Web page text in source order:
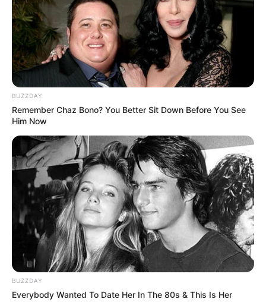
BUZZDAY
Remember Chaz Bono? You Better Sit Down Before You See
Him Now
BUZZDAY
Everybody Wanted To Date Her In The 80s & This Is Her